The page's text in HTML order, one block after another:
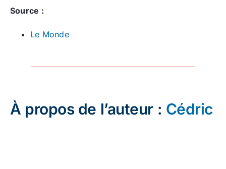
Source :
Le Monde
À propos de l’auteur : Cédric